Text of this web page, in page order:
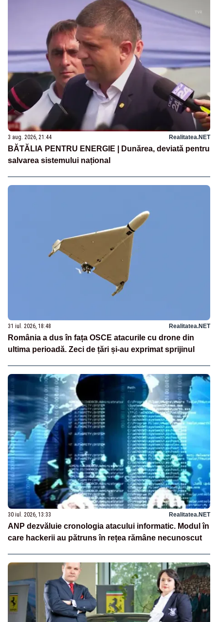
3 aug. 2026, 21:44 Realitatea.NET
BĂTĂLIA PENTRU ENERGIE | Dunărea, deviată pentru
salvarea sistemului național
31 iul. 2026, 18:48 Realitatea.NET
România a dus în fața OSCE atacurile cu drone din
ultima perioadă. Zeci de țări și-au exprimat sprijinul
30 iul. 2026, 13:33 Realitatea.NET
ANP dezvăluie cronologia atacului informatic. Modul în
care hackerii au pătruns în rețea rămâne necunoscut